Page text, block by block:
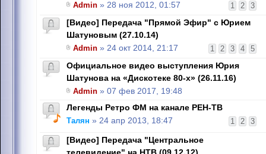
1 2 3
Admin » 28 ноя 2012, 01:57
[Видео] Передача "Прямой Эфир" с Юрием
Шатуновым (27.10.14)
1 2 3 4 5
Admin » 24 окт 2014, 21:17
Официальное видео выступления Юрия
Шатунова на «Дискотеке 80-х» (26.11.16)
Admin » 07 фев 2017, 19:48
Легенды Ретро ФМ на канале РЕН-ТВ
1 2 3
Талян » 24 апр 2013, 18:47
[Видео] Передача "Центральное